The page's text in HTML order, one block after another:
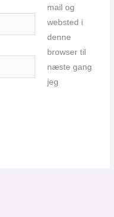
mail og
websted i
denne
browser til
næste gang
jeg